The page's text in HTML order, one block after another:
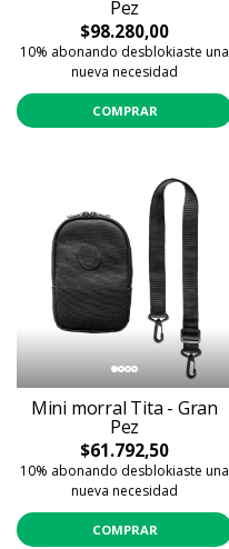
Pez
$98.280,00
10% abonando desblokiaste una
nueva necesidad
COMPRAR
Mini morral Tita - Gran
Pez
$61.792,50
10% abonando desblokiaste una
nueva necesidad
COMPRAR